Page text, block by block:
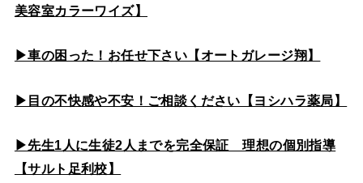
美容室カラーワイズ】
▶車の困った！お任せ下さい【オートガレージ翔】
▶目の不快感や不安！ご相談ください【ヨシハラ薬局】
▶先生1人に生徒2人までを完全保証 理想の個別指導
【サルト足利校】